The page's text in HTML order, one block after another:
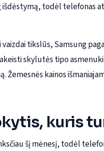
todėl telefonas
tikslūs, Samsung
skylutės tipo
Žemesnės kainos
kuris
šį mėnesį, todėl